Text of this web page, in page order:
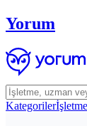
Yorum
Kategoriler